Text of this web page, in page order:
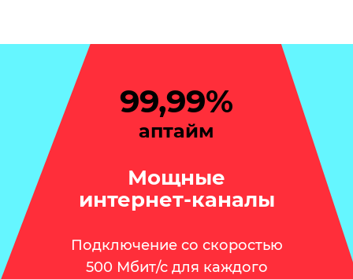
99,99%
аптайм
Мощные
интернет-каналы
Подключение со скоростью
500 Мбит/с для каждого